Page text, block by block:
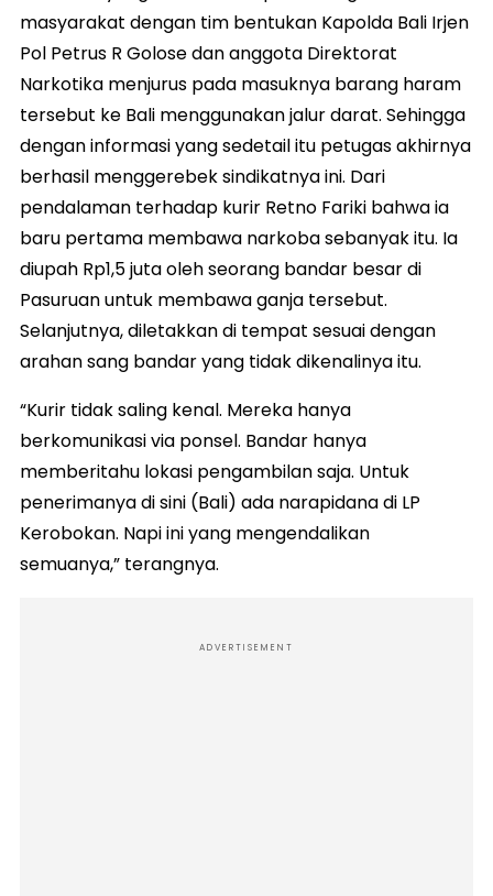
masyarakat dengan tim bentukan Kapolda Bali Irjen
Pol Petrus R Golose dan anggota Direktorat
Narkotika menjurus pada masuknya barang haram
tersebut ke Bali menggunakan jalur darat. Sehingga
dengan informasi yang sedetail itu petugas akhirnya
berhasil menggerebek sindikatnya ini. Dari
pendalaman terhadap kurir Retno Fariki bahwa ia
baru pertama membawa narkoba sebanyak itu. Ia
diupah Rp1,5 juta oleh seorang bandar besar di
Pasuruan untuk membawa ganja tersebut.
Selanjutnya, diletakkan di tempat sesuai dengan
arahan sang bandar yang tidak dikenalinya itu.
“Kurir tidak saling kenal. Mereka hanya
berkomunikasi via ponsel. Bandar hanya
memberitahu lokasi pengambilan saja. Untuk
penerimanya di sini (Bali) ada narapidana di LP
Kerobokan. Napi ini yang mengendalikan
semuanya,” terangnya.
ADVERTISEMENT